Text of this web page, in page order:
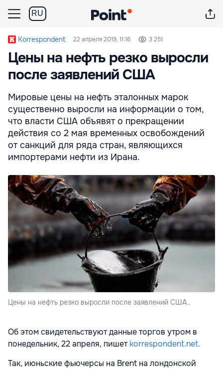
RU
Korrespondent 22 апреля 2019, 11:16 3 251
Цены на нефть резко выросли
после заявлений США
Мировые цены на нефть эталонных марок
существенно выросли на информации о том,
что власти США объявят о прекращении
действия со 2 мая временных освобождений
от санкций для ряда стран, являющихся
импортерами нефти из Ирана.
Цены на нефть резко выросли после заявлений США..
Об этом свидетельствуют данные торгов утром в
понедельник, 22 апреля, пишетkorrespondent.net.
Так, июньские фьючерсы на Brent на лондонской